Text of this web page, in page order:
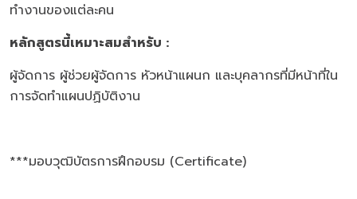
ทำงานของแต่ละคน
หลักสูตรนี้เหมาะสมสำหรับ :
ผู้จัดการ ผู้ช่วยผู้จัดการ หัวหน้าแผนก และบุคลากรที่มีหน้าที่ใน
การจัดทำแผนปฏิบัติงาน
***มอบวุฒิบัตรการฝึกอบรม (Certificate)